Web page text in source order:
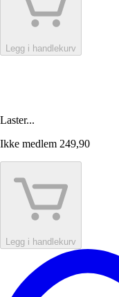
Legg i handlekurv
Laster...
Ikke medlem 249,90
Legg i handlekurv